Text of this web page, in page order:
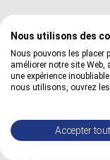
en surface. Après
la pierre, ce qui
d’auréoles et les
et dégel. En
organismes et des
laisse circuler la
Nous utilisons des
Nous pouvons les placer
améliorer notre site
une expérience
nous utilisons, ouvrez les
Accepter tout